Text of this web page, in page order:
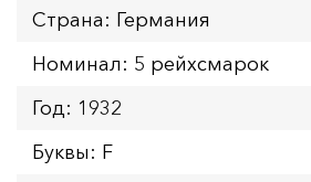
Страна: Германия
Номинал: 5 рейхсмарок
Год: 1932
Буквы: F